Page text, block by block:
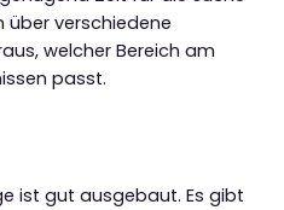
über verschiedene
welcher Bereich am
passt.
ist gut ausgebaut. Es gibt